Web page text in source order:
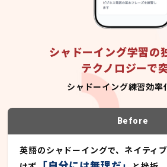
シャドーイング学習の
テクノロジーで
シャドーイング練習効率
Before
英語のシャドーイングで、ネイティ